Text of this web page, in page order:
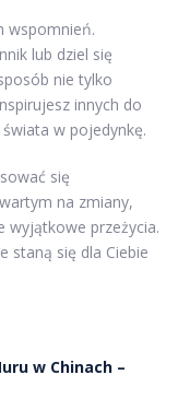
wspomnień.
lub dziel się
nie tylko
innych do
w pojedynkę.
się
na zmiany,
wyjątkowe przeżycia.
staną się dla Ciebie
w Chinach –